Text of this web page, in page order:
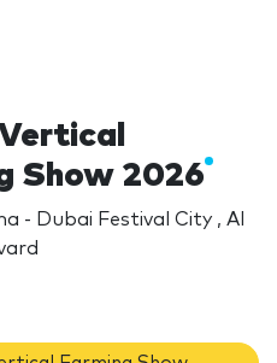
Show 2026
- Dubai Festival City , Al